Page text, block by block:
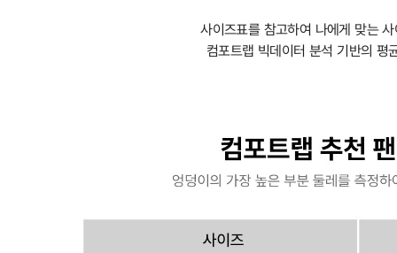
사이즈표를 참고하여 나에게 맞는
컴포트랩 빅데이터 분석 기반의 평